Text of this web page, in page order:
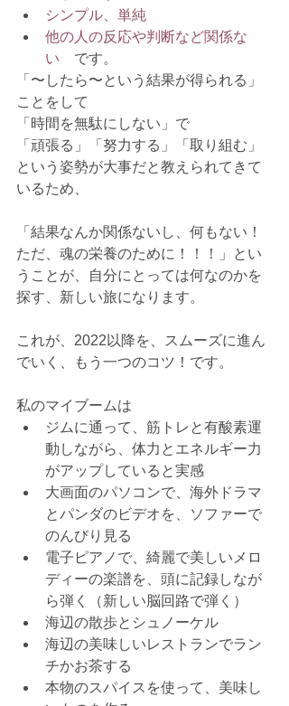
シンプル、単純
他の人の反応や判断など関係な
い です。
「〜したら〜という結果が得られる」
ことをして
「時間を無駄にしない」で
「頑張る」「努力する」「取り組む」
という姿勢が大事だと教えられてきて
いるため、
「結果なんか関係ないし、何もない！
ただ、魂の栄養のために！！！」とい
うことが、自分にとっては何なのかを
探す、新しい旅になります。
これが、2022以降を、スムーズに進ん
でいく、もう一つのコツ！です。
私のマイブームは
ジムに通って、筋トレと有酸素運
動しながら、体力とエネルギー力
がアップしていると実感
大画面のパソコンで、海外ドラマ
とパンダのビデオを、ソファーで
のんびり見る
電子ピアノで、綺麗で美しいメロ
ディーの楽譜を、頭に記録しなが
ら弾く（新しい脳回路で弾く）
海辺の散歩とシュノーケル
海辺の美味しいレストランでラン
チかお茶する
本物のスパイスを使って、美味し